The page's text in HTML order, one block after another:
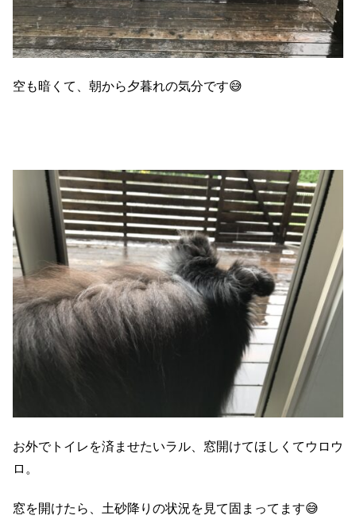
空も暗くて、朝から夕暮れの気分です😅
お外でトイレを済ませたいラル、窓開けてほしくてウロウ
ロ。
窓を開けたら、土砂降りの状況を見て固まってます😅